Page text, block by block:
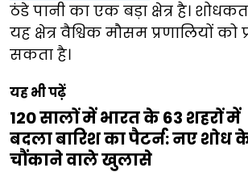
ठंडे पानी का एक बड़ा क्षेत्र है।
यह क्षेत्र वैश्विक मौसम प्रणालियों को
सकता है।
यह भी पढ़ें
120 सालों में भारत के 63 शहरों में
बदला बारिश का पैटर्न: नए शोध
चौंकाने वाले खुलासे